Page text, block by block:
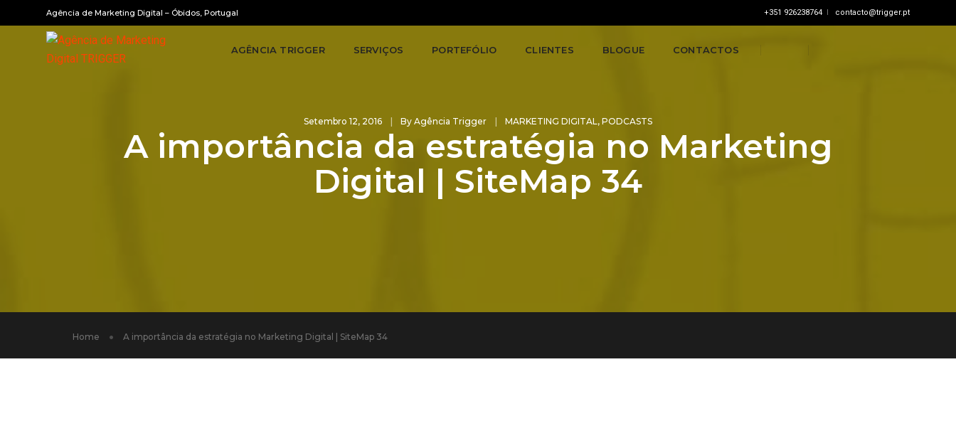
Agência de Marketing Digital – Óbidos, Portugal +351 926238764 contacto@trigger.pt
AGÊNCIA TRIGGER SERVIÇOS PORTEFÓLIO CLIENTES BLOGUE CONTACTOS
Setembro 12, 2016 By Agência Trigger MARKETING DIGITAL, PODCASTS
A importância da estratégia no Marketing
Digital | SiteMap 34
Home A importância da estratégia no Marketing Digital | SiteMap 34